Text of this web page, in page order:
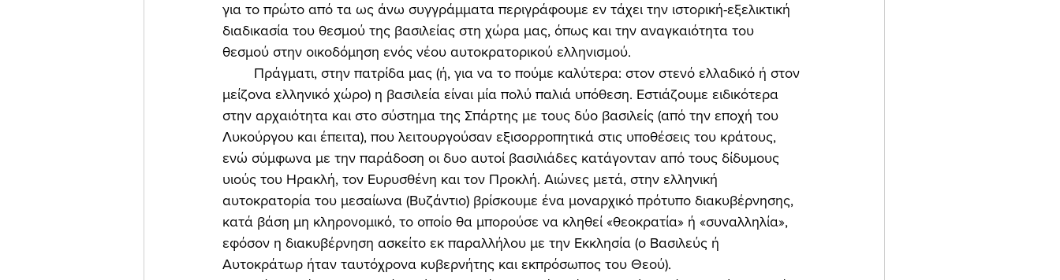
για το πρώτο από τα ως άνω συγγράμματα περιγράφουμε εν τάχει την ιστορική-εξελικτική
διαδικασία του θεσμού της βασιλείας στη χώρα μας, όπως και την αναγκαιότητα του
θεσμού στην οικοδόμηση ενός νέου αυτοκρατορικού ελληνισμού.
μείζονα ελληνικό χώρο) η βασιλεία είναι μία πολύ παλιά υπόθεση. Εστιάζουμε ειδικότερα
στην αρχαιότητα και στο σύστημα της Σπάρτης με τους δύο βασιλείς (από την εποχή του
Λυκούργου και έπειτα), που λειτουργούσαν εξισορροπητικά στις υποθέσεις του κράτους,
ενώ σύμφωνα με την παράδοση οι δυο αυτοί βασιλιάδες κατάγονταν από τους δίδυμους
υιούς του Ηρακλή, τον Ευρυσθένη και τον Προκλή. Αιώνες μετά, στην ελληνική
αυτοκρατορία του μεσαίωνα (Βυζάντιο) βρίσκουμε ένα μοναρχικό πρότυπο διακυβέρνησης,
κατά βάση μη κληρονομικό, το οποίο θα μπορούσε να κληθεί «θεοκρατία» ή «συναλληλία»,
εφόσον η διακυβέρνηση ασκείτο εκ παραλλήλου με την Εκκλησία (ο Βασιλεύς ή
Αυτοκράτωρ ήταν ταυτόχρονα κυβερνήτης και εκπρόσωπος του Θεού).